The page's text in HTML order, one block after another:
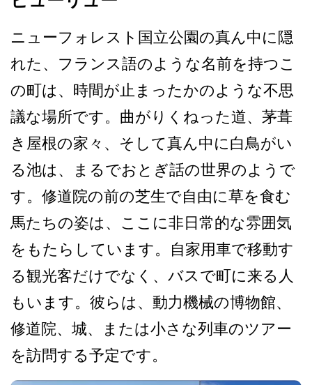
ニューフォレスト国立公園の­真ん中に隠
れた、フランス語のような名前を持つこ
の­町は、時間が止まったかのような不思
議な場所です。­曲がりくねった道、茅葺
き屋根の家々、そして真ん中­に白鳥がい
る池は、まるでおとぎ話の世界のようで
す­。修道院の前の芝生で自由に草を食む
馬たちの姿は、­ここに非日常的な雰囲気
をもたらしています。自家用­車で移動す
る観光客だけでなく、バスで町に来る人
も­います。彼らは、動力機械の博物館、
修道院、城、ま­たは小さな列車のツアー
を訪問する予定です。